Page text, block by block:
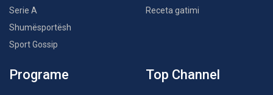
Serie A
Shumësportësh
Sport Gossip
Receta gatimi
Programe Top Channel